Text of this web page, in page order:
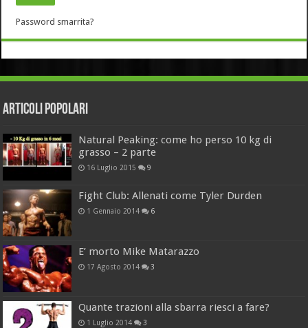
Password smarrita?
Articoli Popolari
Natural Peaking: come ho perso 10 kg di
grasso – 2 parte
16 Luglio 2015 9
Fight Club: Allenati come Tyler Durden
1 Gennaio 2014 6
E’ morto Mike Matarazzo
17 Agosto 2014 3
Quante trazioni alla sbarra riesci a fare?
1 Luglio 2014 3